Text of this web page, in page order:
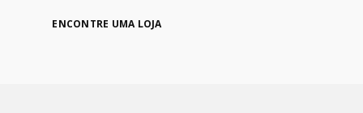
ENCONTRE UMA LOJA